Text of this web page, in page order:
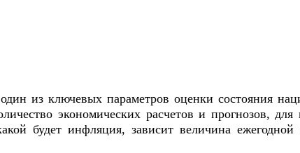
из ключевых параметров оценки состояния
экономических расчетов и прогнозов, для
будет инфляция, зависит величина